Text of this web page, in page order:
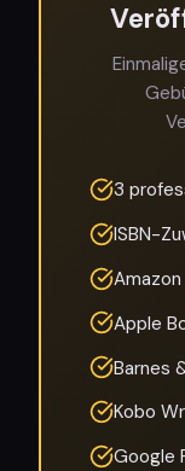
3
ISBN-
Apple
Barnes
Kobo
Google